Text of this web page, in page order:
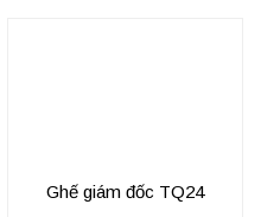
Ghế giám đốc TQ24